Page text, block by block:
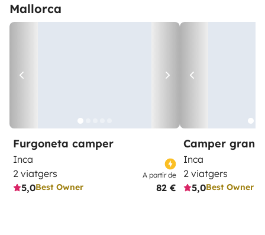
Mallorca
Furgoneta camper
Inca
2 viatgers
5,0Best Owner
A partir de
82 €
Camper gran
Inca
2 viatgers
5,0Best Owner